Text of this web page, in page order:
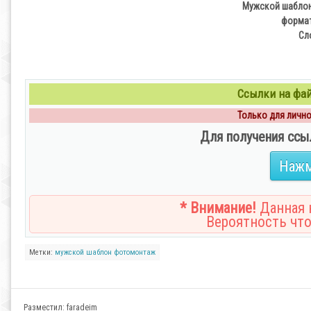
Мужской
Ссылки на
Только для
Для получения
* Внимание! Данная
Вероятность
Метки: мужской шаблон фотомонтаж
Разместил: faradeim